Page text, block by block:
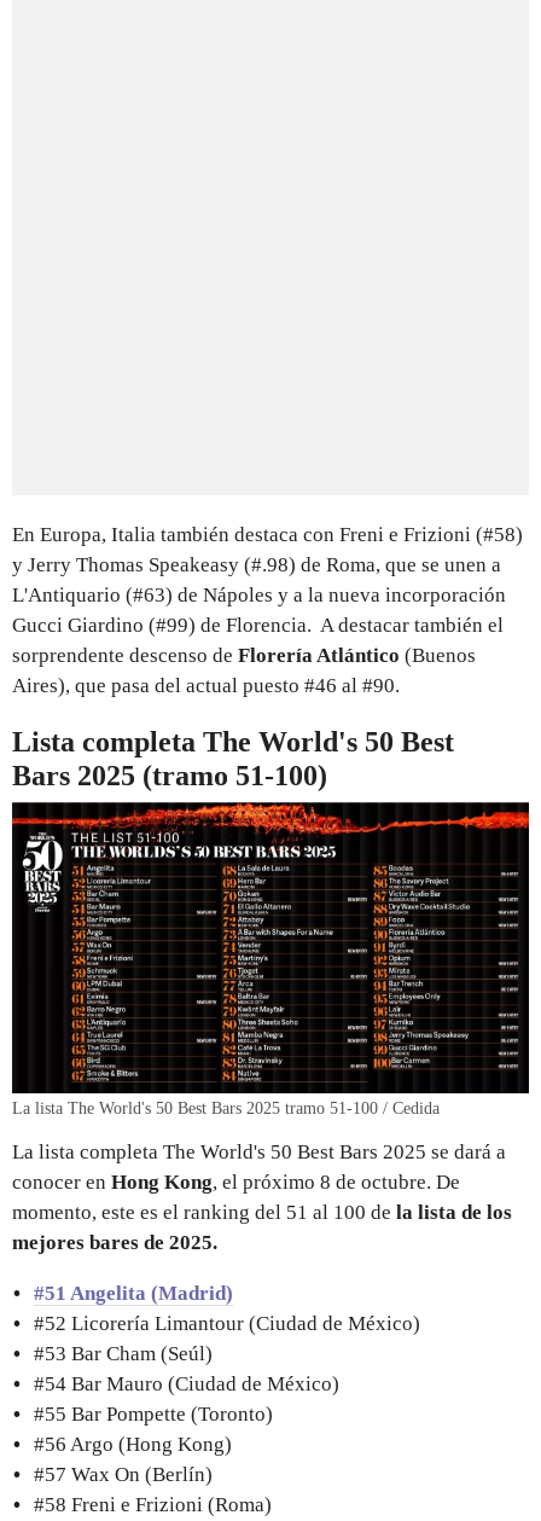
En Europa, Italia también destaca con Freni e Frizioni (#58)
y Jerry Thomas Speakeasy (#.98) de Roma, que se unen a
L'Antiquario (#63) de Nápoles y a la nueva incorporación
Gucci Giardino (#99) de Florencia. A destacar también el
sorprendente descenso de Florería Atlántico (Buenos
Aires), que pasa del actual puesto #46 al #90.
Lista completa The World's 50 Best
Bars 2025 (tramo 51-100)
La lista The World's 50 Best Bars 2025 tramo 51-100 / Cedida
La lista completa The World's 50 Best Bars 2025 se dará a
conocer en Hong Kong, el próximo 8 de octubre. De
momento, este es el ranking del 51 al 100 de la lista de los
mejores bares de 2025.
#51 Angelita (Madrid)
#52 Licorería Limantour (Ciudad de México)
#53 Bar Cham (Seúl)
#54 Bar Mauro (Ciudad de México)
#55 Bar Pompette (Toronto)
#56 Argo (Hong Kong)
#57 Wax On (Berlín)
#58 Freni e Frizioni (Roma)